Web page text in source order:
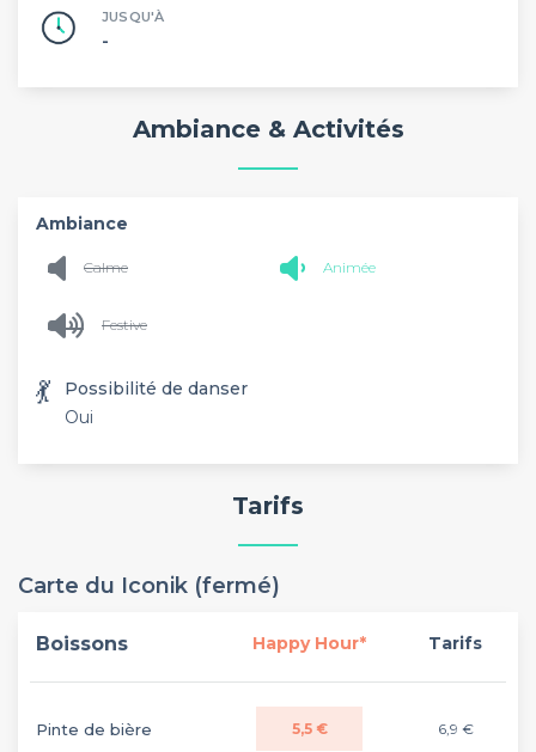
JUSQU'À
-
Ambiance & Activités
Ambiance
Calme Animée
Festive
💃
Possibilité de danser
Oui
Tarifs
Carte du Iconik (fermé)
Boissons Happy Hour* Tarifs
Pinte de bière 5,5 € 6,9 €